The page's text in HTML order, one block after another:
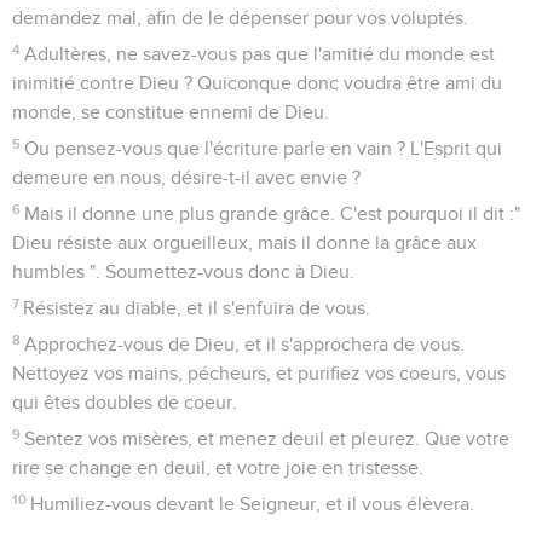
l'épreuve avec patience. Vous avez ouï parler de la patience
de Job, et vous avez vu la fin du Seigneur, savoir que le
Seigneur est plein de compassion et miséricordieux.
12 avant toutes choses, mes frères, ne jurez pas, ni par le ciel,
ni par la terre, ni par aucun autre serment ; mais que votre
oui soit oui, et votre non, non, afin que vous ne tombiez pas
sous le jugement.
13 Quelqu'un parmi vous est-il maltraité, qu'il prie. Quelqu'un
est-il joyeux, qu'il chante des cantiques.
14 Quelqu'un parmi vous est-il malade, qu'il appelle les
anciens de l'assemblée, et qu'ils prient pour lui en l'oignant
d'huile au nom du Seigneur ;
15 et la prière de la foi sauvera le malade, et le Seigneur le
relèvera ; et s'il a commis des péchés, il lui sera pardonné.
16 Confessez donc vos fautes l'un à l'autre, et priez l'un pour
l'autre, en sorte que vos soyez guéris : la fervente